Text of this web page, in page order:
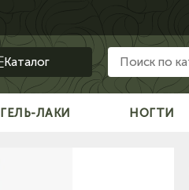
Каталог
ГЕЛЬ-ЛАКИ НОГТИ